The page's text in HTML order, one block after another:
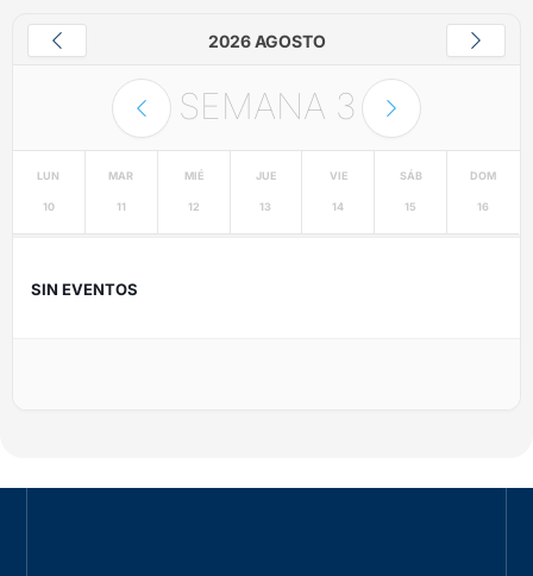
2026 AGOSTO
SEMANA 3
LUN
10
MAR
11
MIÉ
12
JUE
13
VIE
14
SÁB
15
DOM
16
SIN EVENTOS